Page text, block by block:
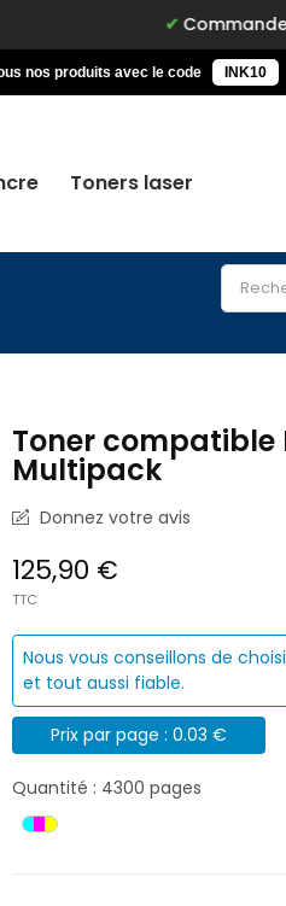
Commandez avant
nos produits avec le code INK10
Toners laser
Toner compatible
Multipack
Donnez votre avis
125,90 €
TTC
Nous vous conseillons de
et tout aussi fiable.
Prix par page : 0.03 €
Quantité : 4300 pages